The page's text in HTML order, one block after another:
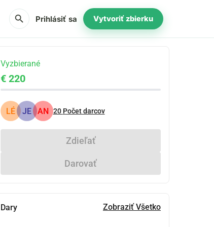
search Prihlásiť sa Vytvoriť zbierku
Vyzbierané
€ 220
LÉ JE AN 20 Počet darcov
Zdieľať
Darovať
Dary Zobraziť Všetko